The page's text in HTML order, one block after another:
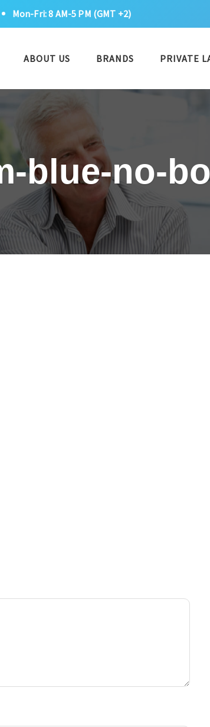
Mon-Fri: 8 AM-5 PM (GMT +2)
ABOUT US BRANDS PRIVATE
blue-no-